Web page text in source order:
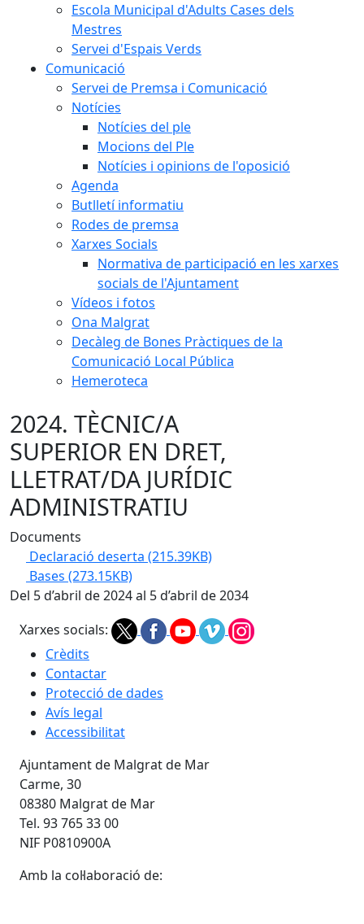
Escola Municipal d'Adults Cases dels
Mestres
Servei d'Espais Verds
Comunicació
Servei de Premsa i Comunicació
Notícies
Notícies del ple
Mocions del Ple
Notícies i opinions de l'oposició
Agenda
Butlletí informatiu
Rodes de premsa
Xarxes Socials
Normativa de participació en les xarxes
socials de l'Ajuntament
Vídeos i fotos
Ona Malgrat
Decàleg de Bones Pràctiques de la
Comunicació Local Pública
Hemeroteca
2024. TÈCNIC/A
SUPERIOR EN DRET,
LLETRAT/DA JURÍDIC
ADMINISTRATIU
Documents
Declaració deserta (215.39KB)
Bases (273.15KB)
Del 5 d’abril de 2024 al 5 d’abril de 2034
Xarxes socials:
Crèdits
Contactar
Protecció de dades
Avís legal
Accessibilitat
Ajuntament de Malgrat de Mar
Carme, 30
08380 Malgrat de Mar
Tel. 93 765 33 00
NIF P0810900A
Amb la col·laboració de: